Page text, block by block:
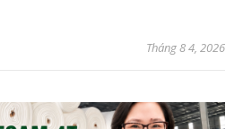
Tháng 8 4, 2026